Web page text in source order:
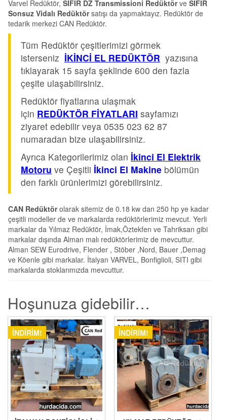
Varvel Redüktör, SIFIR DZ Transmissioni Redüktörve SIFIR
Sonsuz Vidalı Redüktörsatışı da yapmaktayız. Redüktör de
tedarik merkezi CAN Redüktör.
Tüm Redüktör çeşitlerimizi görmek
isterseniz İKİNCİ EL REDÜKTÖR yazısına
tıklayarak 15 sayfa şeklinde 600 den fazla
çeşite ulaşabilirsiniz.
Redüktör fiyatlarına ulaşmak
için REDÜKTÖR FİYATLARI sayfamızı
ziyaret edebilir veya 0535 023 62 87
numaradan bize ulaşabilirsiniz.
Ayrıca Kategorilerimiz olan İkinci El Elektrik
Motoru ve Çeşitli İkinci El Makine bölümün
den farklı ürünlerimizi görebilirsiniz.
CAN Redüktörolarak sitemiz de 0.18 kw dan 250 hp ye kadar
çeşitli modeller de ve markalarda redüktörlerimiz mevcut. Yerli
markalar da Yılmaz Redüktör, İmak,Öztekfen ve Tahriksan gibi
markalar dışında Alman malı redüktörlerimiz de mevcuttur.
Alman SEW Eurodrive, Flender , Stöber ,Nord, Bauer ,Demag
ve Köenle gibi markalar. İtalyan VARVEL, Bonfiglioli, SITI gibi
markalarda stoklarımızda mevcuttur.
Hoşunuza gidebilir…
İNDIRIM! İNDIRIM!